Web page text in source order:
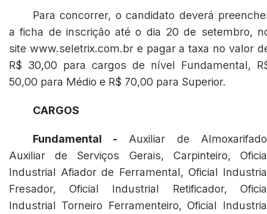
Para concorrer, o candidato deverá
a ficha de inscrição até o dia 20 de setembro,
site www.seletrix.com.br e pagar a taxa no valor
R$ 30,00 para cargos de nível Fundamental,
50,00 para Médio e R$ 70,00 para Superior.
CARGOS
Fundamental - Auxiliar de
Auxiliar de Serviços Gerais, Carpinteiro,
Industrial Afiador de Ferramental, Oficial
Fresador, Oficial Industrial Retificador,
Industrial Torneiro Ferramenteiro, Oficial